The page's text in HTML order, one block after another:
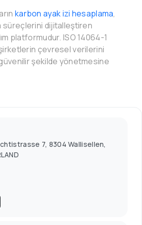
karbon ayak izi hesaplama,
süreçlerini dijitalleştiren
platformudur. ISO 14064-1
şirketlerin çevresel verilerini
şekilde yönetmesine
7, 8304 Wallisellen,